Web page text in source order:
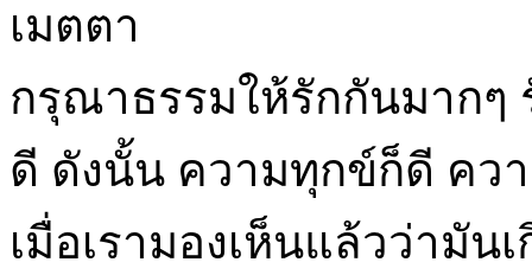
เมตตา
กรุณาธรรมให้รักกันมากๆ
ดี ดังนั้น ความทุกข์ก็ดี คว
เมื่อเรามองเห็นแล้วว่ามัน